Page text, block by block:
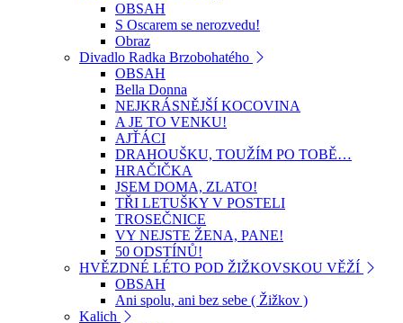
OBSAH
S Oscarem se nerozvedu!
Obraz
Divadlo Radka Brzobohatého
OBSAH
Bella Donna
NEJKRÁSNĚJŠÍ KOCOVINA
A JE TO VENKU!
AJŤÁCI
DRAHOUŠKU, TOUŽÍM PO TOBĚ…
HRAČIČKA
JSEM DOMA, ZLATO!
TŘI LETUŠKY V POSTELI
TROSEČNICE
VY NEJSTE ŽENA, PANE!
50 ODSTÍNŮ!
HVĚZDNÉ LÉTO POD ŽIŽKOVSKOU VĚŽÍ
OBSAH
Ani spolu, ani bez sebe ( Žižkov )
Kalich